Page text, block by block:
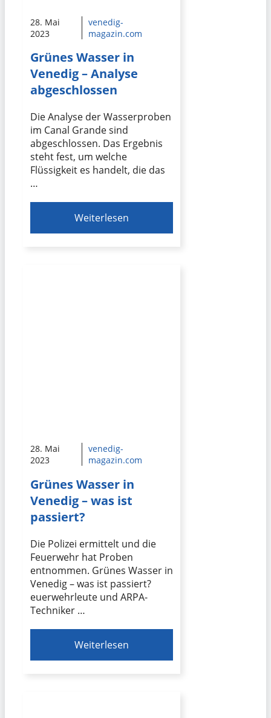
28. Mai
2023
venedig-
magazin.com
Grünes Wasser in
Venedig – Analyse
abgeschlossen
Die Analyse der Wasserproben
im Canal Grande sind
abgeschlossen. Das Ergebnis
steht fest, um welche
Flüssigkeit es handelt, die das
…
Weiterlesen
28. Mai
2023
venedig-
magazin.com
Grünes Wasser in
Venedig – was ist
passiert?
Die Polizei ermittelt und die
Feuerwehr hat Proben
entnommen. Grünes Wasser in
Venedig – was ist passiert?
euerwehrleute und ARPA-
Techniker …
Weiterlesen